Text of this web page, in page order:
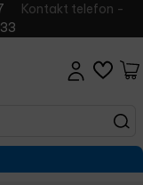
Kontakt telefon -